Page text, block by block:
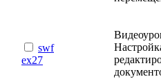
swf
ex27